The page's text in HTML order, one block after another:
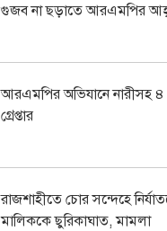
গুজব না ছড়াতে আরএমপির
আরএমপির অভিযানে নারীসহ ৪
গ্রেপ্তার
রাজশাহীতে চোর সন্দেহে
মালিককে ছুরিকাঘাত, মামলা